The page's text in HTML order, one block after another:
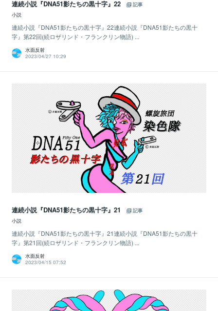
連続小説『DNA51影たちの黒十字』22
記事
小説
連続小説『DNA51影たちの黒十字』22連続小説『DNA51影たちの黒十
字』第22回(続ロザリンド・フランクリン物語) ...
水面反射
2023/04/27 10:29
連続小説『DNA51影たちの黒十字』21
記事
小説
連続小説『DNA51影たちの黒十字』21連続小説『DNA51影たちの黒十
字』第21回(続ロザリンド・フランクリン物語) ...
水面反射
2023/04/15 07:52